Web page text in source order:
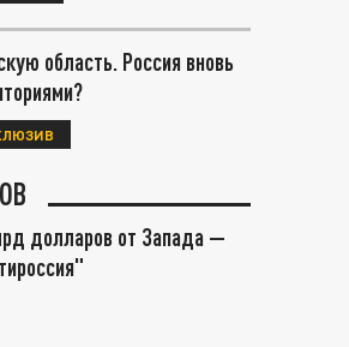
область. Россия вновь
долларов от Запада —